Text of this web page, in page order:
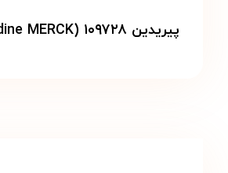
پیریدین ۱۰۹۷۲۸ (Pyridine MERCK)